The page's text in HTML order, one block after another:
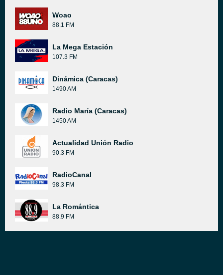
Woao
88.1 FM
La Mega Estación
107.3 FM
Dinámica (Caracas)
1490 AM
Radio María (Caracas)
1450 AM
Actualidad Unión Radio
90.3 FM
RadioCanal
98.3 FM
La Romántica
88.9 FM